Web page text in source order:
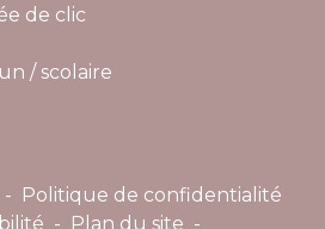
de clic
/ scolaire
-
Politique de confidentialité
- Plan du site -